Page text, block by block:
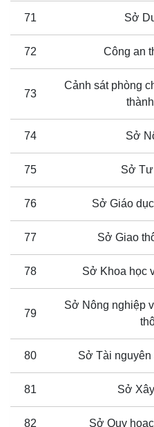
71 Sở
72 Công an
73
Cảnh sát phòng
74 Sở
75 Sở
76 Sở Giáo
77 Sở Giao
78 Sở Khoa học
79
Sở Nông nghiệp
80 Sở Tài
81 Sở
82 Sở Quy